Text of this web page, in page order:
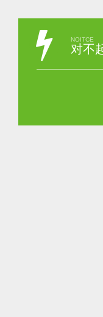
NOITCE
对不